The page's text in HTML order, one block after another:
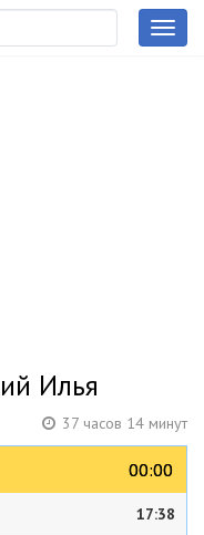
Илья
37 часов 14 минут
00:00
00:00
17:38